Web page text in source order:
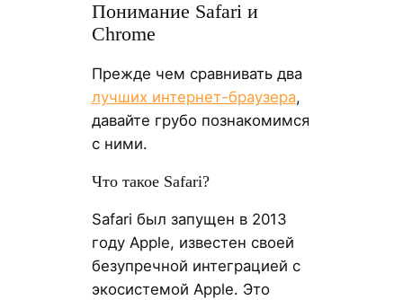
Понимание Safari и
Chrome
Прежде чем сравнивать два
лучших интернет-браузера,
давайте грубо познакомимся
с ними.
Что такое Safari?
Safari был запущен в 2013
году Apple, известен своей
безупречной интеграцией с
экосистемой Apple. Это